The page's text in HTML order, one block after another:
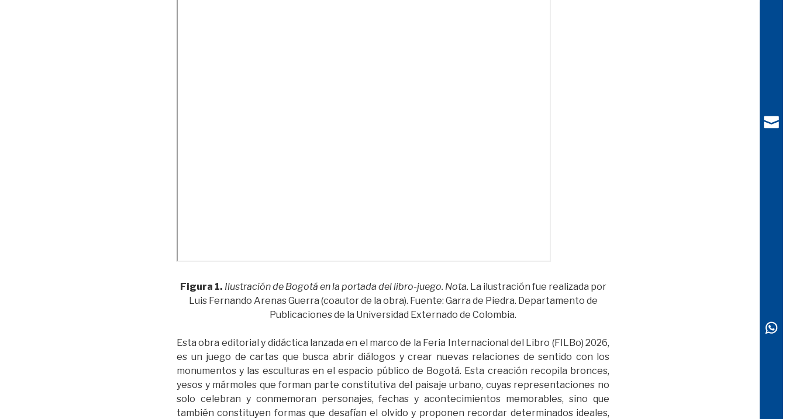
Figura 1. Ilustración de Bogotá en la portada del libro-juego. Nota. La ilustración fue realizada por
Luis Fernando Arenas Guerra (coautor de la obra). Fuente: Garra de Piedra. Departamento de
Publicaciones de la Universidad Externado de Colombia.
Esta obra editorial y didáctica lanzada en el marco de la Feria Internacional del Libro (FILBo) 2026,
es un juego de cartas que busca abrir diálogos y crear nuevas relaciones de sentido con los
monumentos y las esculturas en el espacio público de Bogotá. Esta creación recopila bronces,
yesos y mármoles que forman parte constitutiva del paisaje urbano, cuyas representaciones no
solo celebran y conmemoran personajes, fechas y acontecimientos memorables, sino que
también constituyen formas que desafían el olvido y proponen recordar determinados ideales,